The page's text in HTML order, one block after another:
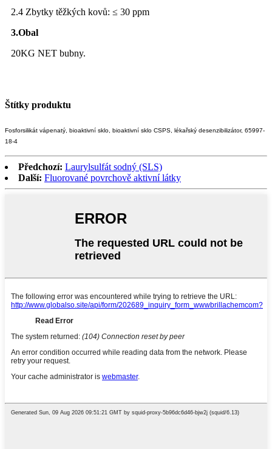
2.4 Zbytky těžkých kovů: ≤ 30 ppm
3.Obal
20KG NET bubny.
Štítky produktu
Fosforsilikát vápenatý, bioaktivní sklo, bioaktivní sklo CSPS, lékařský desenzibilizátor, 65997-
18-4
Předchozí: Laurylsulfát sodný (SLS)
Další: Fluorované povrchově aktivní látky